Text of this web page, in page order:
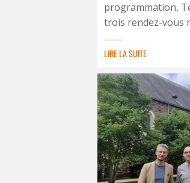
programmation,
trois rendez-vous
LIRE LA SUITE